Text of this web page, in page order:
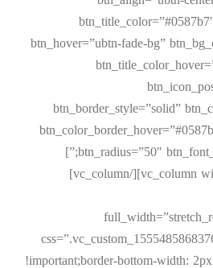
btn_hover=”ubtn-fade-bg”
btn_border_style=”solid”
btn_radius=”50″ btn_font_style=”font-weight:bold;”]
[/vc_column][vc_column width=”1/6″][/vc_column]
!important;border-bottom-width: